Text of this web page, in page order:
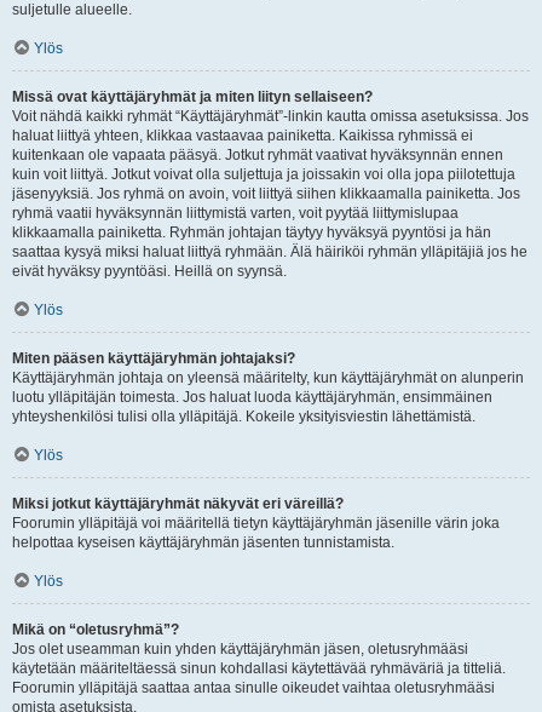
suljetulle alueelle.
Ylös
Missä ovat käyttäjäryhmät ja miten liityn sellaiseen?
Voit nähdä kaikki ryhmät “Käyttäjäryhmät”-linkin kautta omissa asetuksissa. Jos
haluat liittyä yhteen, klikkaa vastaavaa painiketta. Kaikissa ryhmissä ei
kuitenkaan ole vapaata pääsyä. Jotkut ryhmät vaativat hyväksynnän ennen
kuin voit liittyä. Jotkut voivat olla suljettuja ja joissakin voi olla jopa piilotettuja
jäsenyyksiä. Jos ryhmä on avoin, voit liittyä siihen klikkaamalla painiketta. Jos
ryhmä vaatii hyväksynnän liittymistä varten, voit pyytää liittymislupaa
klikkaamalla painiketta. Ryhmän johtajan täytyy hyväksyä pyyntösi ja hän
saattaa kysyä miksi haluat liittyä ryhmään. Älä häiriköi ryhmän ylläpitäjiä jos he
eivät hyväksy pyyntöäsi. Heillä on syynsä.
Ylös
Miten pääsen käyttäjäryhmän johtajaksi?
Käyttäjäryhmän johtaja on yleensä määritelty, kun käyttäjäryhmät on alunperin
luotu ylläpitäjän toimesta. Jos haluat luoda käyttäjäryhmän, ensimmäinen
yhteyshenkilösi tulisi olla ylläpitäjä. Kokeile yksityisviestin lähettämistä.
Ylös
Miksi jotkut käyttäjäryhmät näkyvät eri väreillä?
Foorumin ylläpitäjä voi määritellä tietyn käyttäjäryhmän jäsenille värin joka
helpottaa kyseisen käyttäjäryhmän jäsenten tunnistamista.
Ylös
Mikä on “oletusryhmä”?
Jos olet useamman kuin yhden käyttäjäryhmän jäsen, oletusryhmääsi
käytetään määriteltäessä sinun kohdallasi käytettävää ryhmäväriä ja titteliä.
Foorumin ylläpitäjä saattaa antaa sinulle oikeudet vaihtaa oletusryhmääsi
omista asetuksista.